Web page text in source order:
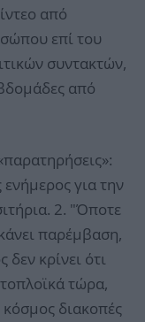
από
επί του
συντακτών,
από
για την
2. "Όποτε
παρέμβαση,
κρίνει ότι
τώρα,
διακοπές